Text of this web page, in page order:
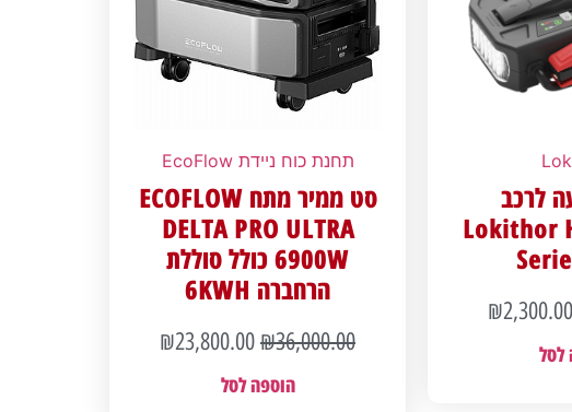
לרכב
Lokithor
₪2,300.00
לסל
תחנת כוח ניידת EcoFlow
סט ממיר מתח ECOFLOW
DELTA PRO ULTRA
6900W כולל סוללת
הרחברה 6KWH
₪36,000.00
₪23,800.00
הוספה לסל